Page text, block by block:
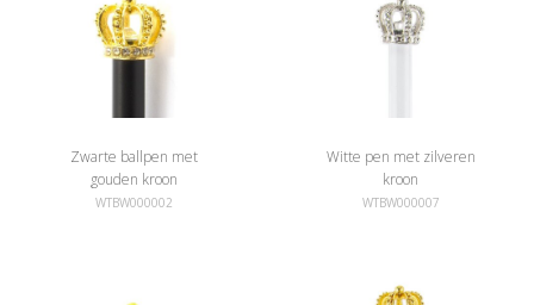
Zwarte ballpen met
gouden kroon
WTBW000002
Witte pen met zilveren
kroon
WTBW000007